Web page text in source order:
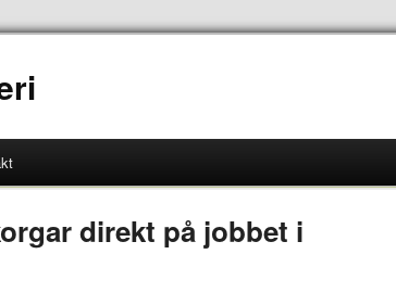
direkt på jobbet i